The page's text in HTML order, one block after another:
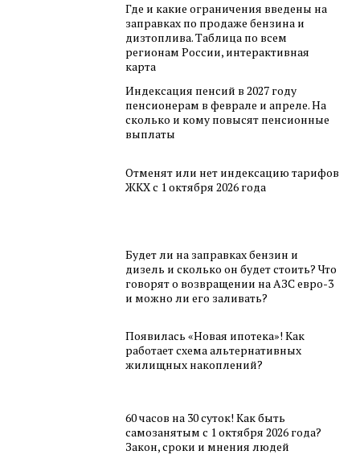
Где и какие ограничения введены на
заправках по продаже бензина и
дизтоплива. Таблица по всем
регионам России, интерактивная
карта
Индексация пенсий в 2027 году
пенсионерам в феврале и апреле. На
сколько и кому повысят пенсионные
выплаты
Отменят или нет индексацию тарифов
ЖКХ с 1 октября 2026 года
Будет ли на заправках бензин и
дизель и сколько он будет стоить? Что
говорят о возвращении на АЗС евро-3
и можно ли его заливать?
Появилась «Новая ипотека»! Как
работает схема альтернативных
жилищных накоплений?
60 часов на 30 суток! Как быть
самозанятым с 1 октября 2026 года?
Закон, сроки и мнения людей